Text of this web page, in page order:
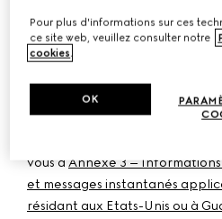
leurs données personnelles,
les raisons pour lesquelles
juridiques que nous pourrons
vous à Annexe 3 – Informations
et messages instantanés
résidant aux Etats-Unis ou à
Pour plus d'informations sur ces
ce site web, veuillez consulter notre
cookies.
OK